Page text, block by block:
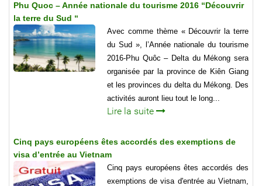
Phu Quoc – Année nationale du tourisme 2016 “Découvrir
la terre du Sud “
Avec comme thème « Découvrir la terre
du Sud », l’Année nationale du tourisme
2016-Phu Quôc – Delta du Mékong sera
organisée par la province de Kiên Giang
et les provinces du delta du Mékong. Des
activités auront lieu tout le long...
Lire la suite
Cinq pays européens êtes accordés des exemptions de
visa d’entrée au Vietnam
Cinq pays européens êtes accordés des
exemptions de visa d'entrée au Vietnam,